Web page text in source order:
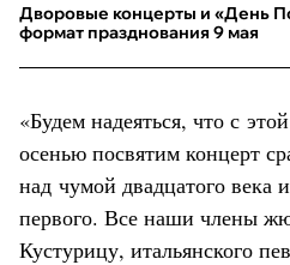
Дворовые концерты и «День
формат празднования 9 мая
«Будем надеяться, что с
осенью посвятим концерт
над чумой двадцатого века
первого. Все наши члены
Кустурицу, итальянского